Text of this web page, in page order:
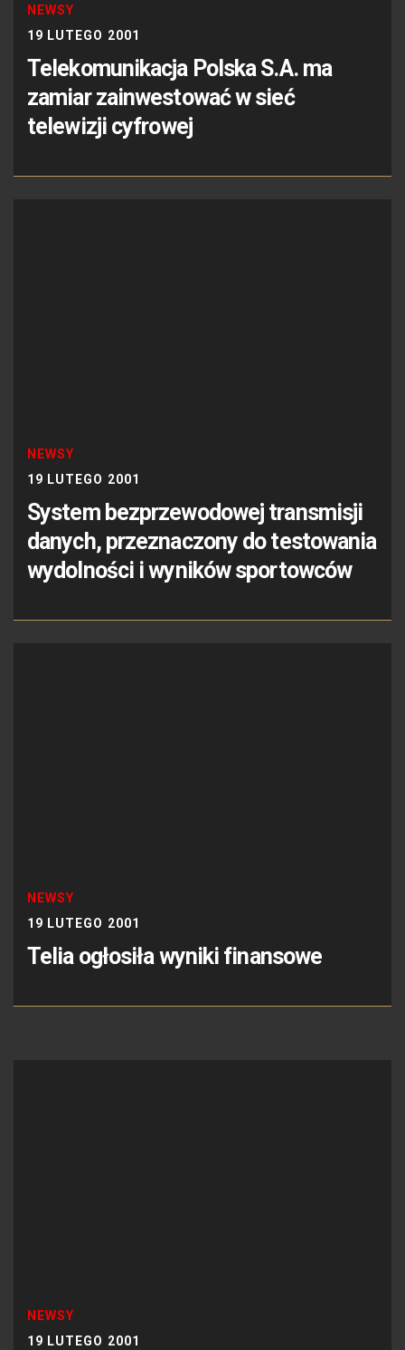
NEWSY
19 LUTEGO 2001
Telekomunikacja Polska S.A. ma
zamiar zainwestować w sieć
telewizji cyfrowej
NEWSY
19 LUTEGO 2001
System bezprzewodowej transmisji
danych, przeznaczony do testowania
wydolności i wyników sportowców
NEWSY
19 LUTEGO 2001
Telia ogłosiła wyniki finansowe
NEWSY
19 LUTEGO 2001